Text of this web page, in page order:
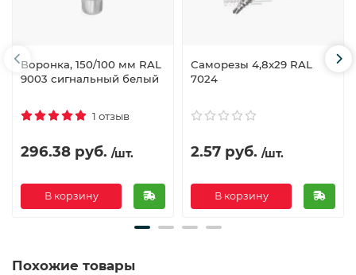
Воронка, 150/100 мм RAL
9003 сигнальный белый
1 отзыв
296.38 руб. /шт.
В корзину
Саморезы 4,8х29 RAL
7024
2.57 руб. /шт.
В корзину
Похожие товары